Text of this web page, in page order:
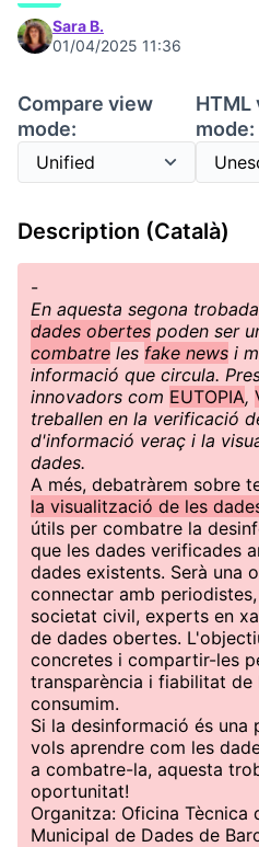
Sara B.
01/04/2025 11:36
Compare view
mode:
HTML
mode:
Description (Català)
-
En aquesta segona
dades obertes poden ser
combatre les fake news i
informació que circula.
innovadors com EUTOPIA,
treballen en la verificació
d'informació veraç i la
dades.
A més, debatràrem sobre
la visualització de les
útils per combatre la
que les dades verificades
dades existents. Serà una
connectar amb
societat civil, experts en
de dades obertes.
concretes i compartir-les
transparència i fiabilitat de
consumim.
Si la desinformació és una
vols aprendre com les
a combatre-la, aquesta
oportunitat!
Organitza: Oficina Tècnica
Municipal de Dades de